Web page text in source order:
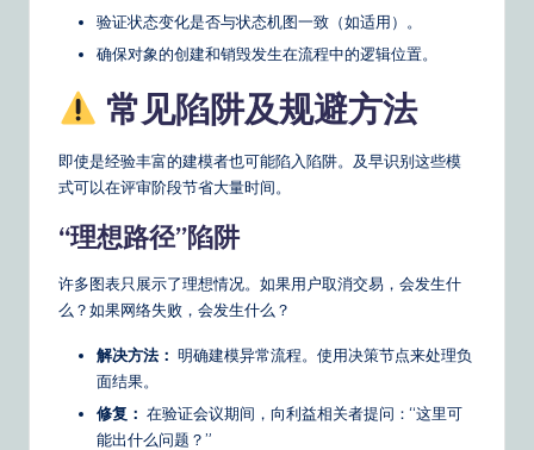
验证状态变化是否与状态机图一致（如适用）。
确保对象的创建和销毁发生在流程中的逻辑位置。
常见陷阱及规避方法
即使是经验丰富的建模者也可能陷入陷阱。及早识别这些模
式可以在评审阶段节省大量时间。
“理想路径”陷阱
许多图表只展示了理想情况。如果用户取消交易，会发生什
么？如果网络失败，会发生什么？
解决方法： 明确建模异常流程。使用决策节点来处理负
面结果。
修复： 在验证会议期间，向利益相关者提问：“这里可
能出什么问题？”